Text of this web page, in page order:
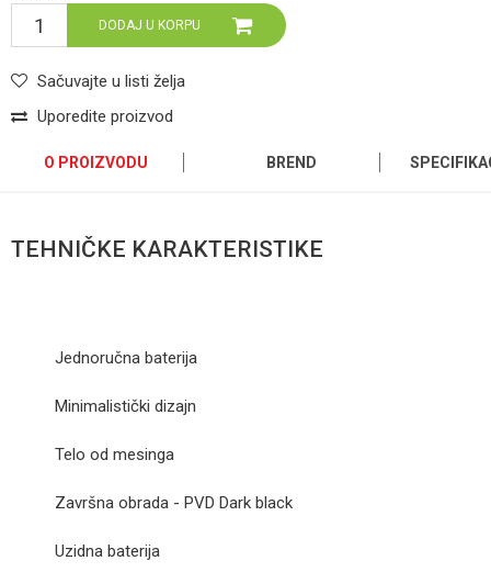
DODAJ U KORPU
Sačuvajte u listi želja
Uporedite proizvod
O PROIZVODU BREND
TEHNIČKE KARAKTERISTIKE
Jednoručna baterija
Minimalistički dizajn
Telo od mesinga
Završna obrada - PVD Dark black
Uzidna baterija